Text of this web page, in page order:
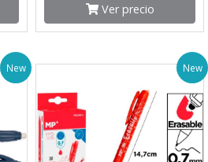
Ver precio
New New